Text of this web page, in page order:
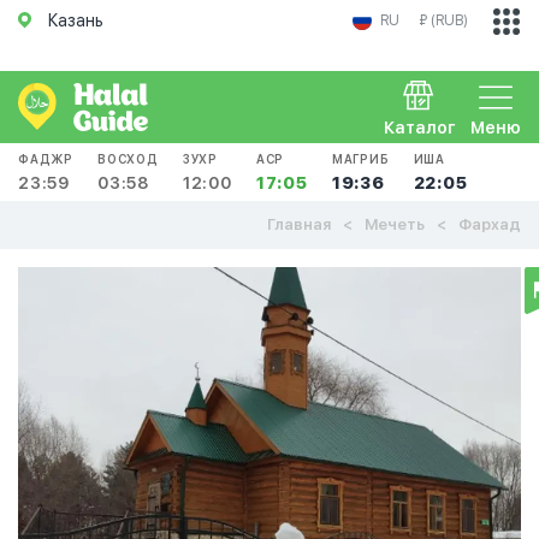
Казань RU ₽ (RUB)
Меню
Каталог
ФАДЖР
23:59
ВОСХОД
03:58
ЗУХР
12:00
АСР
17:05
МАГРИБ
19:36
ИША
22:05
Главная Мечеть Фархад